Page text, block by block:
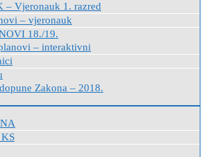
– Vjeronauk 1. razred
– vjeronauk
18./19.
– interaktivni
Zakona – 2018.